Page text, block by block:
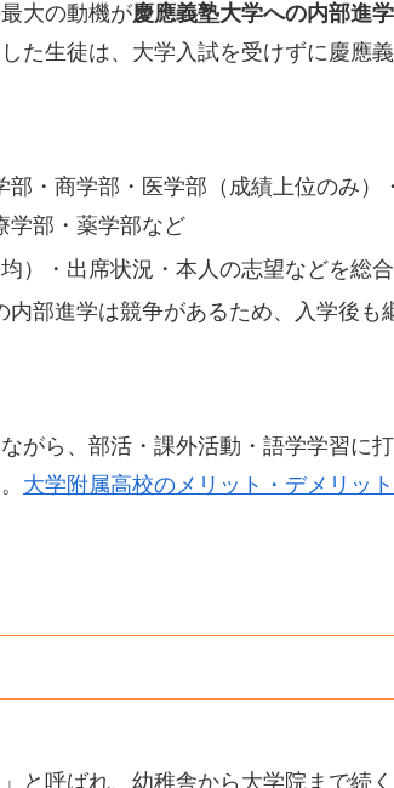
大の動機が慶應義塾大学への内部進
た生徒は、大学入試を受けずに慶應
部・商学部・医学部（成績上位のみ）
学部・薬学部など
）・出席状況・本人の志望などを総
内部進学は競争があるため、入学後も
がら、部活・課外活動・語学学習に
大学附属高校のメリット・デメリット
と呼ばれ、幼稚舎から大学院まで続